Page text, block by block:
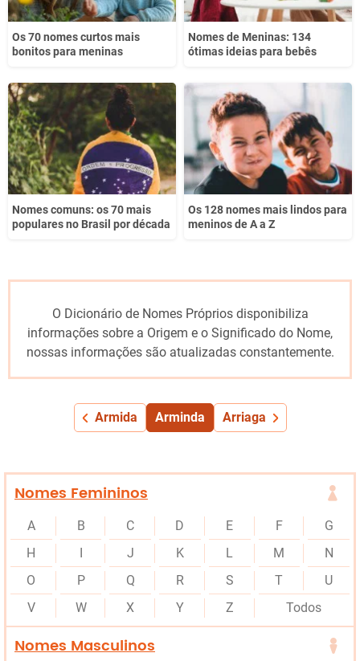
Os 70 nomes curtos mais
bonitos para meninas
Nomes de Meninas: 134
ótimas ideias para bebês
Nomes comuns: os 70 mais
populares no Brasil por década
Os 128 nomes mais lindos para
meninos de A a Z
O Dicionário de Nomes Próprios disponibiliza
informações sobre a Origem e o Significado do Nome,
nossas informações são atualizadas constantemente.
Armida Arminda Arriaga
Nomes Femininos
A B C D E F
G
H
J K L M
N
O
P Q R S T
U
V
W X Y Z Todos
Nomes Masculinos